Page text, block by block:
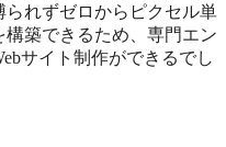
れずゼロからピクセル単
築できるため、専門エン
サイト制作ができるでし